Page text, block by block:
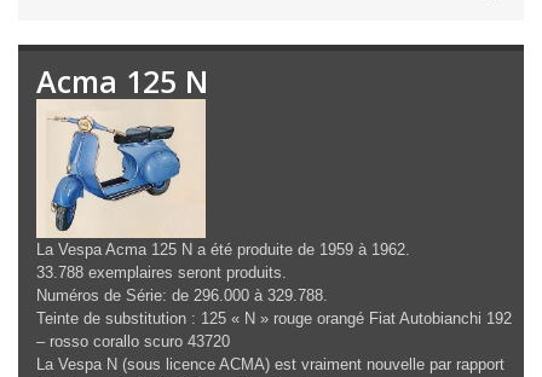
Acma 125 N
La Vespa Acma 125 N a été produite de 1959 à 1962.
33.788 exemplaires seront produits.
Numéros de Série: de 296.000 à 329.788.
Teinte de substitution : 125 « N » rouge orangé Fiat Autobianchi 192
– rosso corallo scuro 43720
La Vespa N (sous licence ACMA) est vraiment nouvelle par rapport